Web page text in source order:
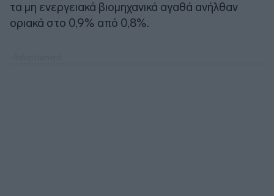
τα μη ενεργειακά βιομηχανικά αγαθά ανήλθαν
οριακά στο 0,9% από 0,8%.